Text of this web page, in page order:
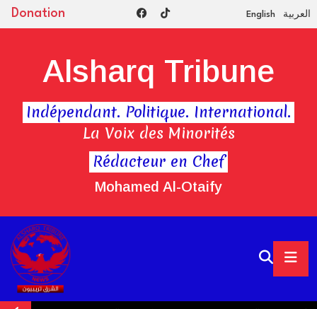
Donation English العربية
Rédacteur en Chef
Mohamed Al-Otaify
Alsharq Tribune
Indépendant. Politique. International.
La Voix des Minorités